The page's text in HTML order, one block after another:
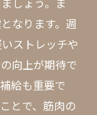
なります。週
ストレッチや
向上が期待で
給も重要で
とで、筋肉の